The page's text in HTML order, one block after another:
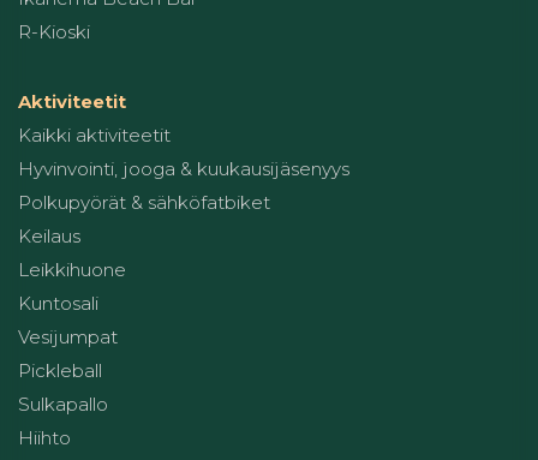
R-Kioski
Aktiviteetit
Kaikki aktiviteetit
Hyvinvointi, jooga & kuukausijäsenyys
Polkupyörät & sähköfatbiket
Keilaus
Leikkihuone
Kuntosali
Vesijumpat
Pickleball
Sulkapallo
Hiihto